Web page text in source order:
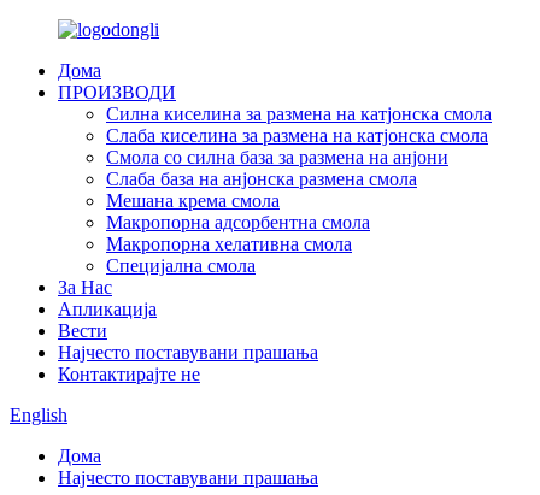
Дома
ПРОИЗВОДИ
Силна киселина за размена на катјонска смола
Слаба киселина за размена на катјонска смола
Смола со силна база за размена на анјони
Слаба база на анјонска размена смола
Мешана крема смола
Макропорна адсорбентна смола
Макропорна хелативна смола
Специјална смола
За Нас
Апликација
Вести
Најчесто поставувани прашања
Контактирајте не
English
Дома
Најчесто поставувани прашања